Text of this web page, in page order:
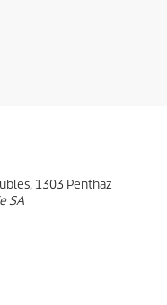
1303 Penthaz
SA